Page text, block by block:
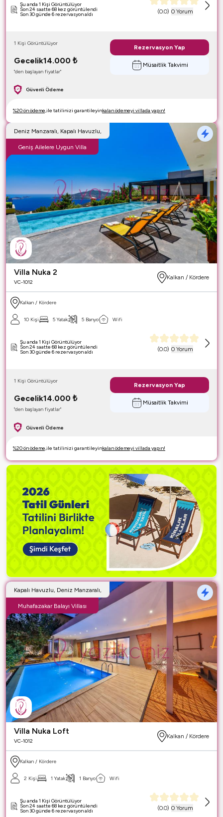
(0.0) 0 Yorum
Şu anda 1 Kişi Görüntülüyor
Son 24 saatte 68 kez görüntülendi
Son 30 günde 6 rezervasyon aldı
Güvenli Ödeme
Gecelik14.000 ₺
"den başlayan fiyatlar"
1 Kişi Görüntülüyor
Rezervasyon Yap
Müsaitlik Takvimi
%20 ön ödeme,ile tatilinizi garantileyinkalan ödemeyi villada yapın!
Deniz Manzaralı, Kapalı Havuzlu,
Geniş Ailelere Uygun Villa
Villa Nuka 2
VC-1012
Kalkan / Kördere
Kalkan / Kördere
10 Kişi 5 Yatak 5 Banyo Wifi
(0.0) 0 Yorum
Şu anda 1 Kişi Görüntülüyor
Son 24 saatte 68 kez görüntülendi
Son 30 günde 6 rezervasyon aldı
Güvenli Ödeme
Gecelik14.000 ₺
"den başlayan fiyatlar"
1 Kişi Görüntülüyor
Rezervasyon Yap
Müsaitlik Takvimi
%20 ön ödeme,ile tatilinizi garantileyinkalan ödemeyi villada yapın!
Kapalı Havuzlu, Deniz Manzaralı,
Muhafazakar Balayı Villası
Villa Nuka Loft
VC-1012
Kalkan / Kördere
Kalkan / Kördere
2 Kişi 1 Yatak 1 Banyo Wifi
(0.0) 0 Yorum
Şu anda 1 Kişi Görüntülüyor
Son 24 saatte 68 kez görüntülendi
Son 30 günde 6 rezervasyon aldı